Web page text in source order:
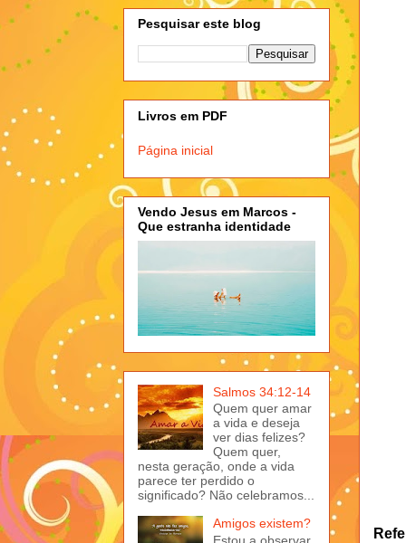
Pesquisar este blog
Livros em PDF
Página inicial
Vendo Jesus em Marcos -
Que estranha identidade
Salmos 34:12-14
Quem quer amar
a vida e deseja
ver dias felizes?
Quem quer,
nesta geração, onde a vida
parece ter perdido o
significado? Não celebramos...
Amigos existem?